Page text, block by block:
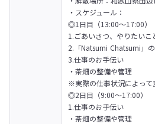
・スケジュール：
◎1日目（13:00～17:00）
1.ごあいさつ、やりたいこ
2.「Natsumi Chatsumi」
3.仕事のお手伝い
・茶畑の整備や管理
※実際の仕事状況によって
◎2日目（9:00～17:00）
1.仕事のお手伝い
・茶畑の整備や管理